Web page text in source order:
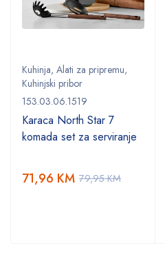
Kuhinja, Alati za pripremu,
Kuhinjski pribor
153.03.06.1519
Karaca North Star 7
komada set za serviranje
79,95KM
71,96 KM